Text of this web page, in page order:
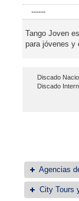
------
Tango Joven
para jóvenes y
Discado
Discado
Agencias
City Tours